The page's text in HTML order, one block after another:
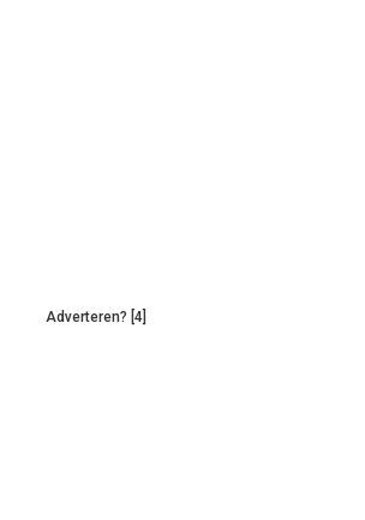
Adverteren? [4]